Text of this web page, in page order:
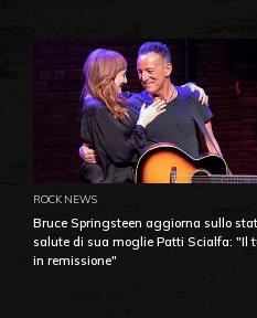
ROCK NEWS
Bruce Springsteen aggiorna sullo
salute di sua moglie Patti Scialfa: "Il
in remissione"